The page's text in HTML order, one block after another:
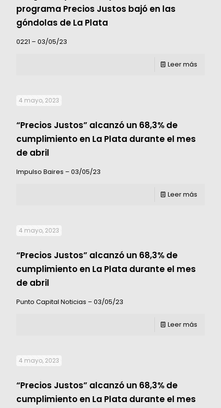
programa Precios Justos bajó en las
góndolas de La Plata
0221 – 03/05/23
Leer más
4 mayo, 2023
“Precios Justos” alcanzó un 68,3% de
cumplimiento en La Plata durante el mes
de abril
Impulso Baires – 03/05/23
Leer más
4 mayo, 2023
“Precios Justos” alcanzó un 68,3% de
cumplimiento en La Plata durante el mes
de abril
Punto Capital Noticias – 03/05/23
Leer más
4 mayo, 2023
“Precios Justos” alcanzó un 68,3% de
cumplimiento en La Plata durante el mes